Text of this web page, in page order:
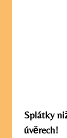
Splátky
úvěrech!